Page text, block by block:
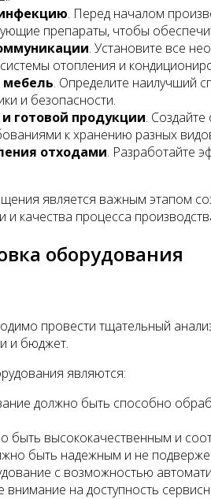
. Перед началом
препараты, чтобы
. Установите все
отопления и
мебель. Определите наилучший
и безопасности.
готовой продукции.
к хранению разных
отходами. Разработайте
является важным этапом
качества процесса
оборудования
провести тщательный
и бюджет.
являются:
должно быть способно
быть высококачественным и
быть надежным и не
с возможностью
внимание на доступность